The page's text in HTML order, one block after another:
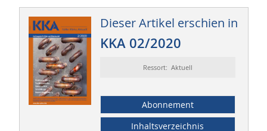
Dieser Artikel erschien in
KKA 02/2020
Ressort: Aktuell
Abonnement
Inhaltsverzeichnis